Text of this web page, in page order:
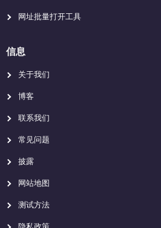
网址批量打开工具
信息
关于我们
博客
联系我们
常见问题
披露
网站地图
测试方法